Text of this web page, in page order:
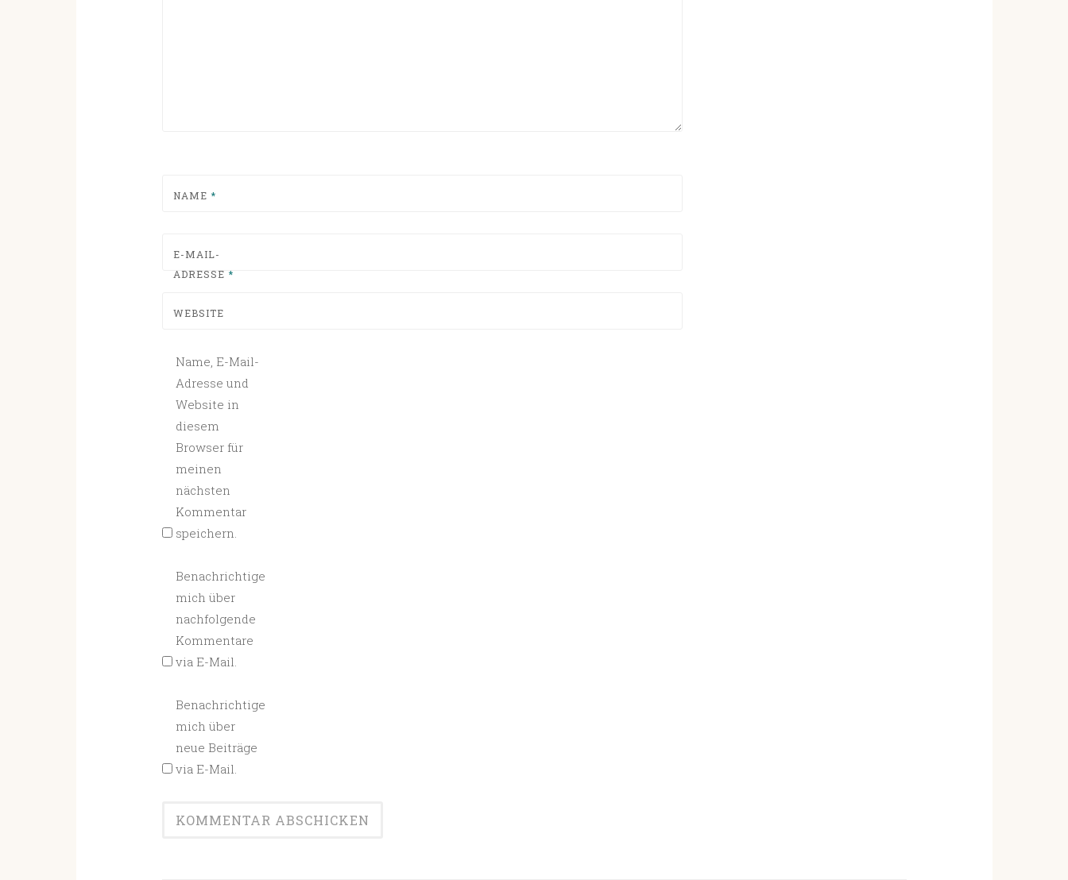
NAME *
E-MAIL-
ADRESSE *
WEBSITE
Name, E-Mail-
Adresse und
Website in
diesem
Browser für
meinen
nächsten
Kommentar
speichern.
Benachrichtige
mich über
nachfolgende
Kommentare
via E-Mail.
Benachrichtige
mich über
neue Beiträge
via E-Mail.